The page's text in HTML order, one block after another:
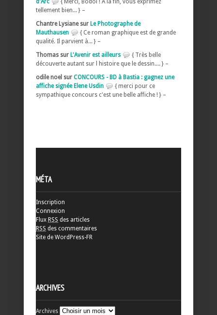
tellement bien... } –
Chantre Lysiane sur Le Photographe de
Mauthausen
{ Ce roman graphique est de grande
qualité. Il parvient à... } –
Thomas sur L'Avenir est ailleurs
{ Très belle
découverte autant sur l histoire que le dessin.... } –
odile noel sur CONCOURS - BD à Bastia : gagnez une
affiche signée Elene Usdin
{ merci pour ce
sympathique concours c'est une belle affiche ! } –
MÉTA
Inscription
Connexion
Flux RSS des articles
RSS des commentaires
Site de WordPress-FR
ARCHIVES
Archives